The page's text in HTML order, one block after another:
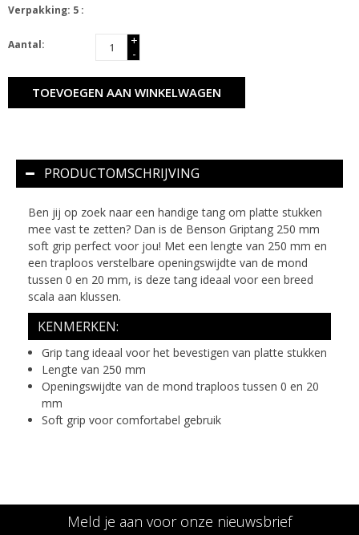
Verpakking: 5 :
Aantal:
+
-
TOEVOEGEN AAN WINKELWAGEN
PRODUCTOMSCHRIJVING
Ben jij op zoek naar een handige tang om platte stukken
mee vast te zetten? Dan is de Benson Griptang 250 mm
soft grip perfect voor jou! Met een lengte van 250 mm en
een traploos verstelbare openingswijdte van de mond
tussen 0 en 20 mm, is deze tang ideaal voor een breed
scala aan klussen.
KENMERKEN:
Grip tang ideaal voor het bevestigen van platte stukken
Lengte van 250 mm
Openingswijdte van de mond traploos tussen 0 en 20
mm
Soft grip voor comfortabel gebruik
Meld je aan voor onze nieuwsbrief